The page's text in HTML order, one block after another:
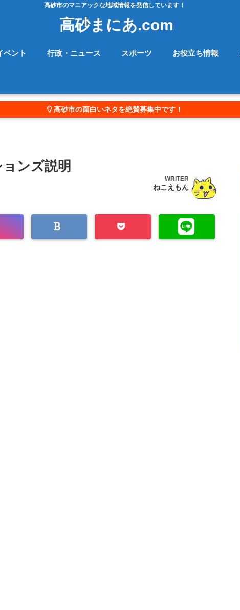
高砂市のマニアックな地域情報を発信しています！
高砂まにあ.com
ベント 行政・ニュース スポーツ お役立ち情報
高砂市の面白いネタを絶賛募集中です！
ンズ説明
WRITER
ねこえもん